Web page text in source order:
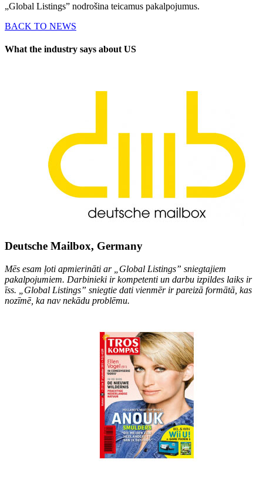
„Global Listings” nodrošina teicamus pakalpojumus.
BACK TO NEWS
What the industry says about US
Deutsche Mailbox, Germany
Mēs esam ļoti apmierināti ar „Global Listings” sniegtajiem
pakalpojumiem. Darbinieki ir kompetenti un darbu izpildes laiks ir
īss. „Global Listings” sniegtie dati vienmēr ir pareizā formātā, kas
nozīmē, ka nav nekādu problēmu.